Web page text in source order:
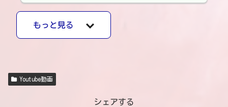
もっと見る
Youtube動画
シェアする